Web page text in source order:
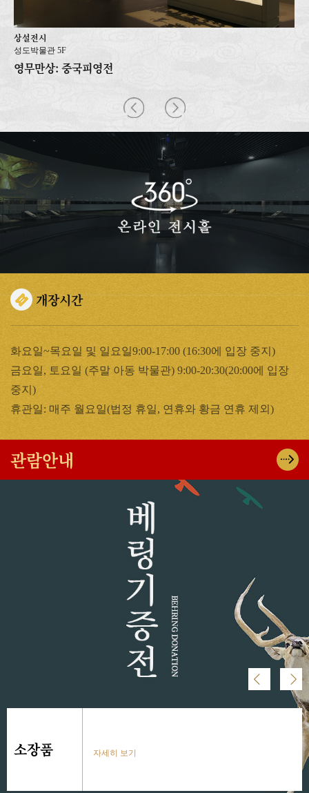
상설전시
성도박물관 5F
영무만상: 중국피영전
개장시간
화요일~목요일 및 일요일9:00-17:00 (16:30에 입장 중지)
금요일, 토요일 (주말 아동 박물관) 9:00-20:30(20:00에 입장
중지)
휴관일: 매주 월요일(법정 휴일, 연휴와 황금 연휴 제외)
관람안내
 
소장품 자세히 보기
 
소장품 자세히 보기
 
소장품 자세히 보기
 
소장품 자세히 보기
 
소장품 자세히 보기
 
소장품 자세히 보기
 
소장품 자세히 보기
 
소장품 자세히 보기
 
소장품 자세히 보기
 
소장품 자세히 보기
 
소장품 자세히 보기